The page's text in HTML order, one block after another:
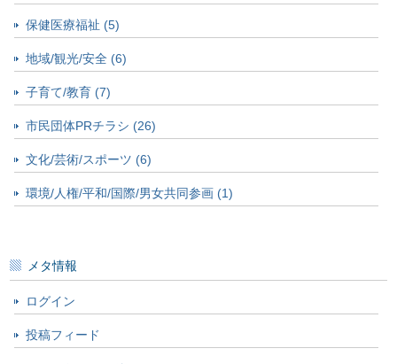
保健医療福祉 (5)
地域/観光/安全 (6)
子育て/教育 (7)
市民団体PRチラシ (26)
文化/芸術/スポーツ (6)
環境/人権/平和/国際/男女共同参画 (1)
メタ情報
ログイン
投稿フィード